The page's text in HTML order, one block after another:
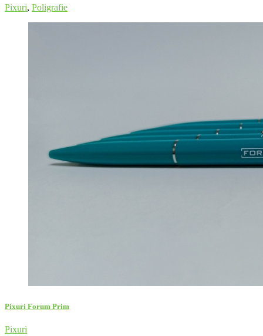
Pixuri, Poligrafie
Pixuri Forum Prim
Pixuri